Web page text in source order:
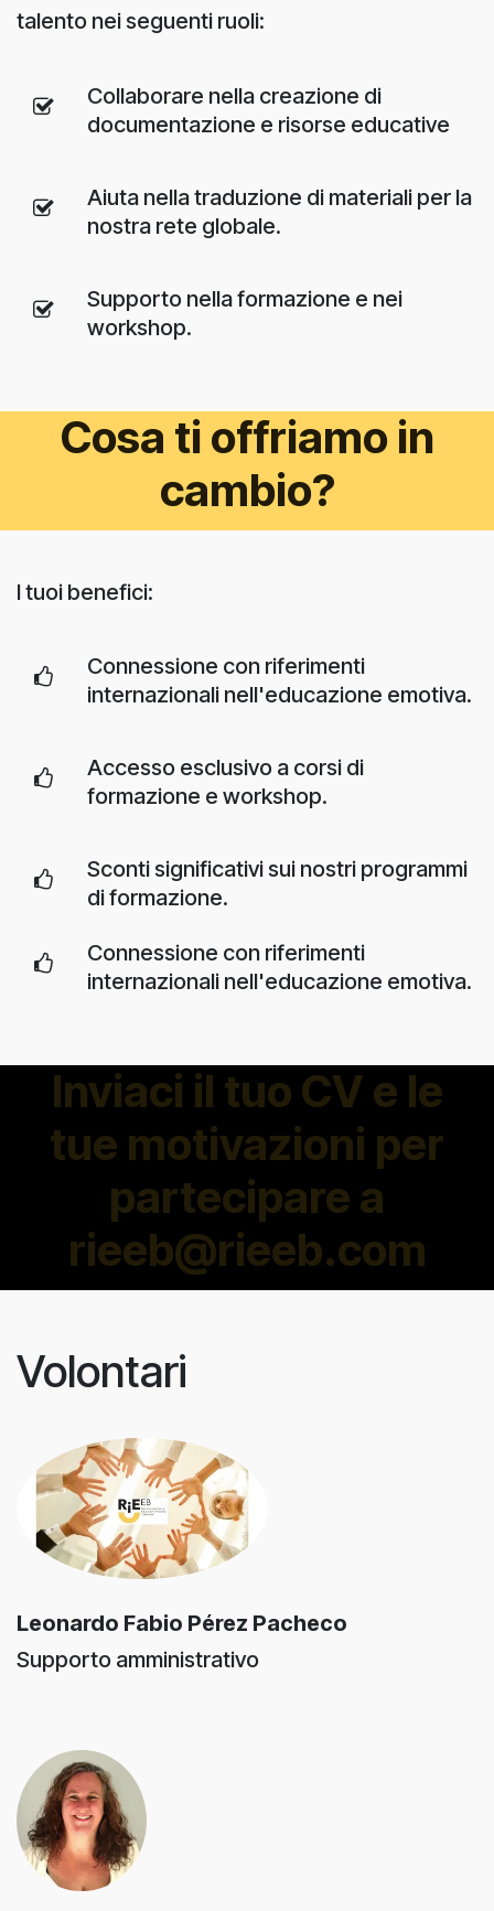
talento nei seguenti ruoli:
Collaborare nella creazione di
documentazione e risorse educative
Aiuta nella traduzione di materiali per la
nostra rete globale.
Supporto nella formazione e nei
workshop.
Cosa ti offriamo in
cambio?
I tuoi benefici:
Connessione con riferimenti
internazionali nell'educazione emotiva.
Accesso esclusivo a corsi di
formazione e workshop.
Sconti significativi sui nostri programmi
di formazione.
Connessione con riferimenti
internazionali nell'educazione emotiva.
Inviaci il tuo CV e le
tue motivazioni per
partecipare a
rieeb@rieeb.com
Volontari
Leonardo Fabio Pérez Pacheco
Supporto amministrativo